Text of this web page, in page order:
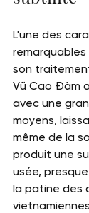
L'une des
son
Vũ Cao Đàm
avec une
moyens,
même de la
produit une
usée,
la patine des